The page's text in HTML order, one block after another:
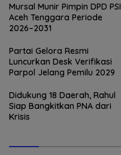
Mursal Munir Pimpin DPD PSI
Aceh Tenggara Periode
2026–2031
Partai Gelora Resmi
Luncurkan Desk Verifikasi
Parpol Jelang Pemilu 2029
Didukung 18 Daerah, Rahul
Siap Bangkitkan PNA dari
Krisis